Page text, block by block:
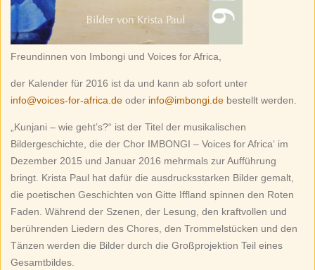
Freundinnen von Imbongi und Voices for Africa,
der Kalender für 2016 ist da und kann ab sofort unter
info@voices-for-africa.de oder info@imbongi.de bestellt werden.
„Kunjani – wie geht’s?“ ist der Titel der musikalischen
Bildergeschichte, die der Chor IMBONGI – Voices for Africa‘ im
Dezember 2015 und Januar 2016 mehrmals zur Aufführung
bringt. Krista Paul hat dafür die ausdrucksstarken Bilder gemalt,
die poetischen Geschichten von Gitte Iffland spinnen den Roten
Faden. Während der Szenen, der Lesung, den kraftvollen und
berührenden Liedern des Chores, den Trommelstücken und den
Tänzen werden die Bilder durch die Großprojektion Teil eines
Gesamtbildes.